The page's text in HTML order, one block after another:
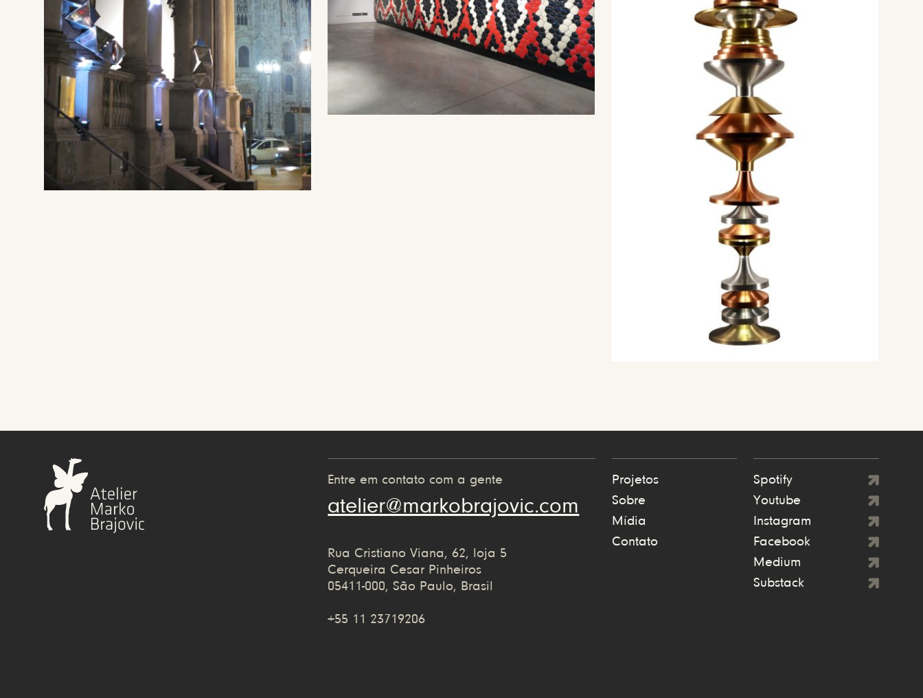
Entre em contato com a gente
atelier@markobrajovic.com
Rua Cristiano Viana, 62, loja 5
Cerqueira Cesar Pinheiros
05411-000, São Paulo, Brasil
+55 11 23719206
Projetos
Sobre
Mídia
Contato
Spotify
Youtube
Instagram
Facebook
Medium
Substack